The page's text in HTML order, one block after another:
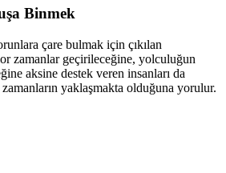
Binmek
çare bulmak için çıkılan
zamanlar geçirileceğine, yolculuğun
aksine destek veren insanları da
yaklaşmakta olduğuna yorulur.